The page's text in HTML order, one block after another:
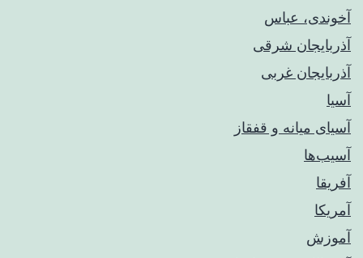
آخوندی، عباس
آذربایجان شرقی
آذربایجان غربی
آسیا
آسیای میانه و قفقاز
آسیب‌ها
آفریقا
آمریکا
آموزش